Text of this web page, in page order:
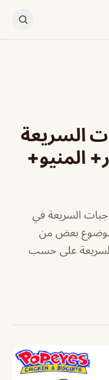
السريعة
المنيو+
السريعة في
بعض من
السريعة على حسب